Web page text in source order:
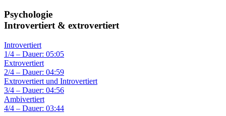
Psychologie
Introvertiert & extrovertiert
Introvertiert
1/4 – Dauer: 05:05
Extrovertiert
2/4 – Dauer: 04:59
Extrovertiert und Introvertiert
3/4 – Dauer: 04:56
Ambivertiert
4/4 – Dauer: 03:44